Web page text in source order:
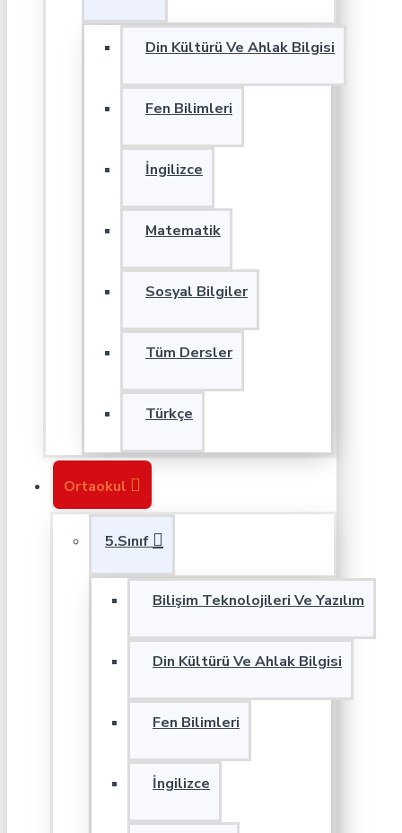
Din Kültürü Ve Ahlak Bilgisi
Fen Bilimleri
İngilizce
Matematik
Sosyal Bilgiler
Tüm Dersler
Türkçe
Ortaokul
5.Sınıf
Bilişim Teknolojileri Ve Yazılım
Din Kültürü Ve Ahlak Bilgisi
Fen Bilimleri
İngilizce